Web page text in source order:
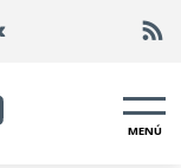
MENÚ